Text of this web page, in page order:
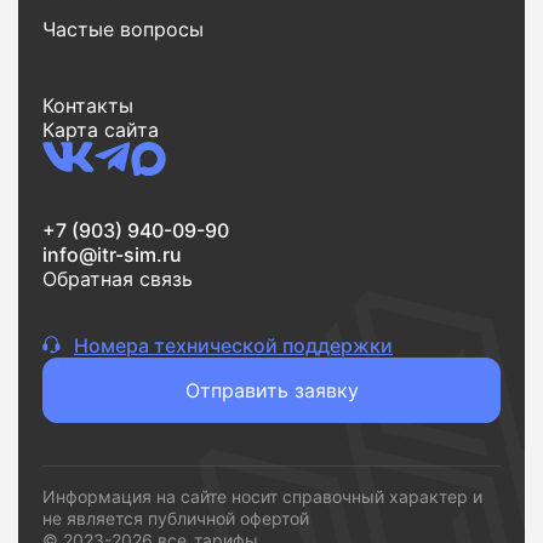
Еще одно важное преимущество - экономия
занимает всего несколько минут. Вы выбираете
тариф, оставляете заявку и переходите к
подключению без лишних шагов.
инструмент, который помогает быстро принять
решение и подключиться к подходящему
провайдеру.
Частые вопросы
Контакты
Карта сайта
+7 (903) 940-09-90
info@itr-sim.ru
Обратная связь
Номера технической поддержки
Отправить заявку
Информация на сайте носит справочный характер и
не является публичной офертой